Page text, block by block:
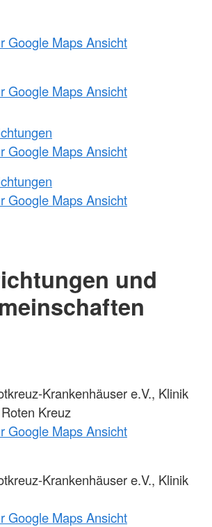
Google Maps Ansicht
Google Maps Ansicht
Google Maps Ansicht
Google Maps Ansicht
und
Krankenhäuser e.V., Klinik
Kreuz
Google Maps Ansicht
Krankenhäuser e.V., Klinik
Google Maps Ansicht